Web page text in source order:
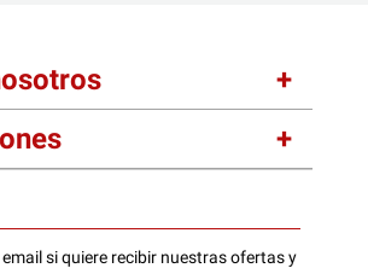
si quiere recibir nuestras ofertas y